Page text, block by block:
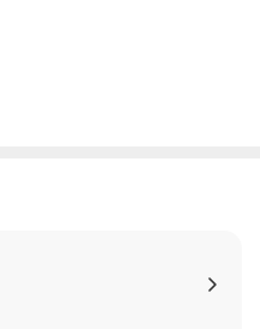
약자들의 희생을 바탕으로 한
말하고 싶었습니다. 노동하지 않
의 대가를 가로채는 것과 다름
만 원씩 받은 돈은 알고 보니 하
국인 노동자인 필리핀 아저씨가
니다.